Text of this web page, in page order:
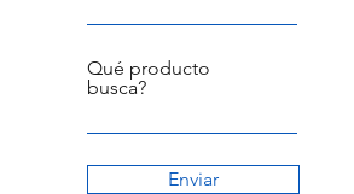
Qué producto
busca?
Enviar